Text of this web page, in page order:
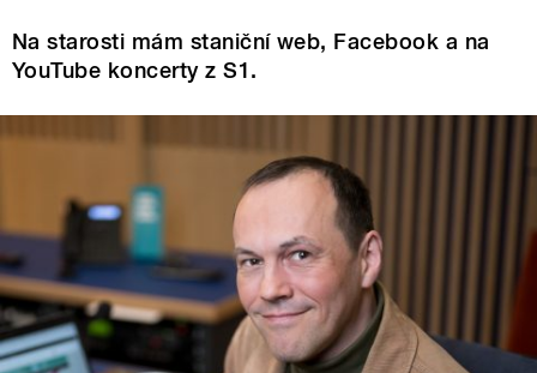
Na starosti mám staniční web, Facebook a na
YouTube koncerty z S1.